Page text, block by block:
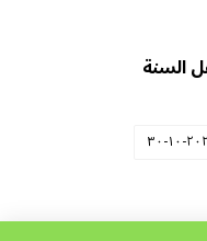
السنة
١٠-٣٠